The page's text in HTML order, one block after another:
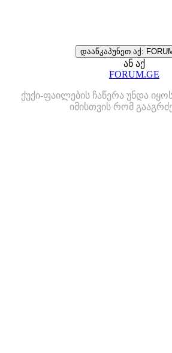
დააწკაპუნეთ აქ:
ან აქ
FORUM.GE
ქუქი-ფაილების ჩაწერა უნდა
იმისთვის რომ